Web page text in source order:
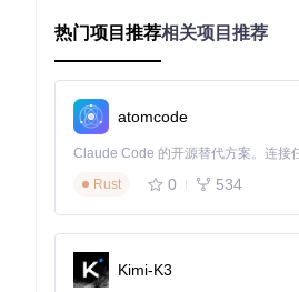
智能错误修正
自动识别并修
电子课本解析工具界面
📋 实施流程：三步高效获
准备工作
打开并显示教材内容。
热门项目推荐相关项目推荐
atomcode
Rust
0 534
Kimi-K3